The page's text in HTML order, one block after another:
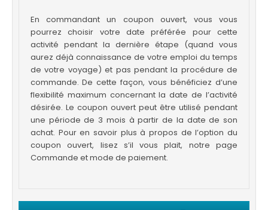
En commandant un coupon ouvert, vous vous
pourrez choisir votre date préférée pour cette
activité pendant la dernière étape (quand vous
aurez déjà connaissance de votre emploi du temps
de votre voyage) et pas pendant la procédure de
commande. De cette façon, vous bénéficiez d’une
flexibilité maximum concernant la date de l’activité
désirée. Le coupon ouvert peut être utilisé pendant
une période de 3 mois à partir de la date de son
achat. Pour en savoir plus à propos de l’option du
coupon ouvert, lisez s’il vous plait, notre page
Commande et mode de paiement.